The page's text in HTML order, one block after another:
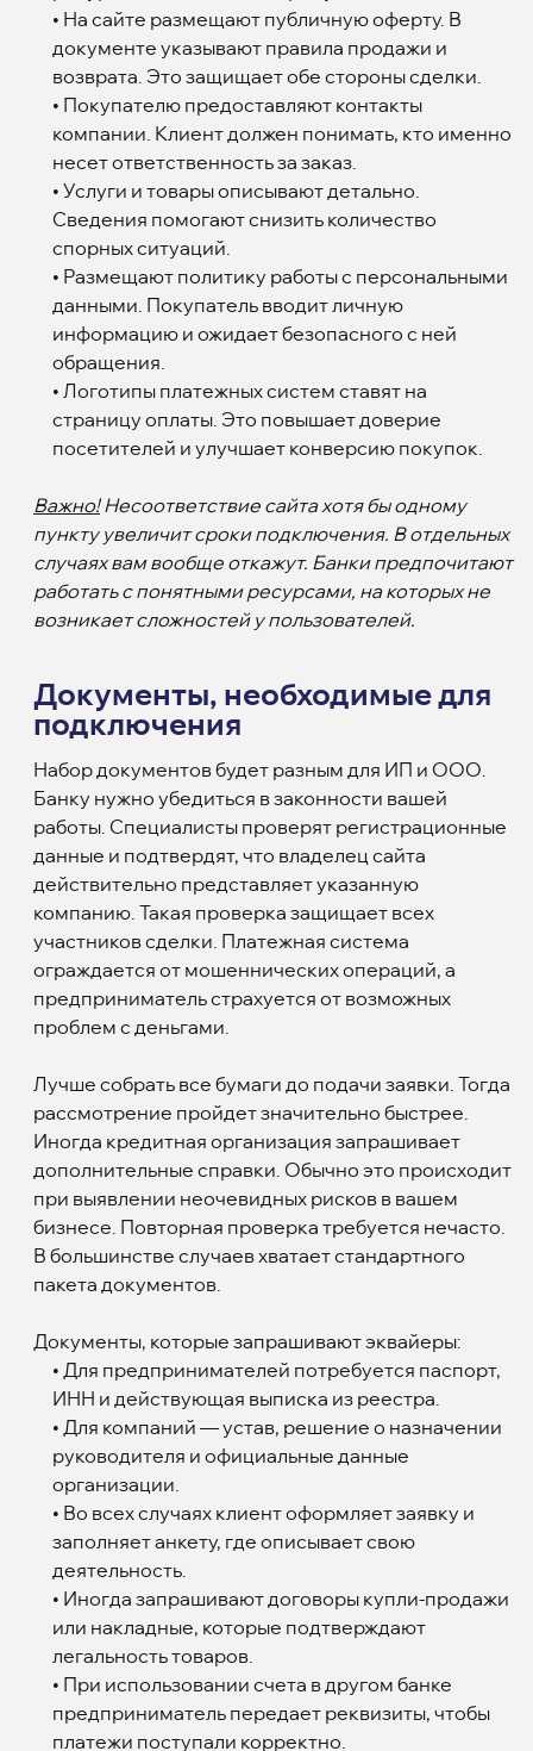
• На сайте размещают публичную оферту. В
документе указывают правила продажи и
возврата. Это защищает обе стороны сделки.
• Покупателю предоставляют контакты
компании. Клиент должен понимать, кто именно
несет ответственность за заказ.
• Услуги и товары описывают детально.
Сведения помогают снизить количество
спорных ситуаций.
• Размещают политику работы с персональными
данными. Покупатель вводит личную
информацию и ожидает безопасного с ней
обращения.
• Логотипы платежных систем ставят на
страницу оплаты. Это повышает доверие
посетителей и улучшает конверсию покупок.
Важно!Несоответствие сайта хотя бы одному
пункту увеличит сроки подключения. В отдельных
случаях вам вообще откажут. Банки предпочитают
работать с понятными ресурсами, на которых не
возникает сложностей у пользователей.
Документы, необходимые для
подключения
Набор документов будет разным для ИП и ООО.
Банку нужно убедиться в законности вашей
работы. Специалисты проверят регистрационные
данные и подтвердят, что владелец сайта
действительно представляет указанную
компанию. Такая проверка защищает всех
участников сделки. Платежная система
ограждается от мошеннических операций, а
предприниматель страхуется от возможных
проблем с деньгами.
Лучше собрать все бумаги до подачи заявки. Тогда
рассмотрение пройдет значительно быстрее.
Иногда кредитная организация запрашивает
дополнительные справки. Обычно это происходит
при выявлении неочевидных рисков в вашем
бизнесе. Повторная проверка требуется нечасто.
В большинстве случаев хватает стандартного
пакета документов.
Документы, которые запрашивают эквайеры:
• Для предпринимателей потребуется паспорт,
ИНН и действующая выписка из реестра.
• Для компаний — устав, решение о назначении
руководителя и официальные данные
организации.
• Во всех случаях клиент оформляет заявку и
заполняет анкету, где описывает свою
деятельность.
• Иногда запрашивают договоры купли-продажи
или накладные, которые подтверждают
легальность товаров.
• При использовании счета в другом банке
предприниматель передает реквизиты, чтобы
платежи поступали корректно.